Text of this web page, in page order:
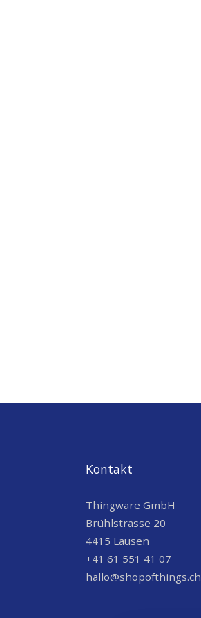
Kontakt
Thingware GmbH
Brühlstrasse 20
4415 Lausen
+41 61 551 41 07
hallo@shopofthings.ch